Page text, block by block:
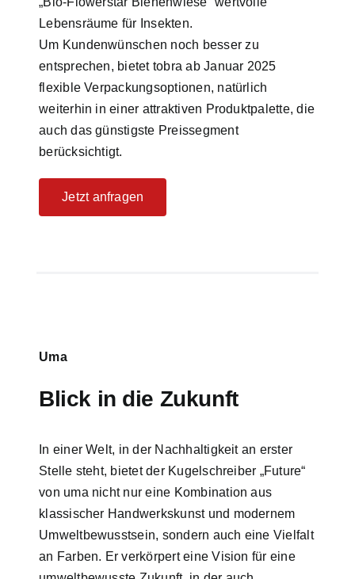
Lebensräume für Insekten.
Um Kundenwünschen noch besser zu
entsprechen, bietet tobra ab Januar 2025
flexible Verpackungsoptionen, natürlich
weiterhin in einer attraktiven Produktpalette, die
auch das günstigste Preissegment
berücksichtigt.
Jetzt anfragen
Uma
Blick in die Zukunft
In einer Welt, in der Nachhaltigkeit an erster
Stelle steht, bietet der Kugelschreiber „Future“
von uma nicht nur eine Kombination aus
klassischer Handwerkskunst und modernem
Umweltbewusstsein, sondern auch eine Vielfalt
an Farben. Er verkörpert eine Vision für eine